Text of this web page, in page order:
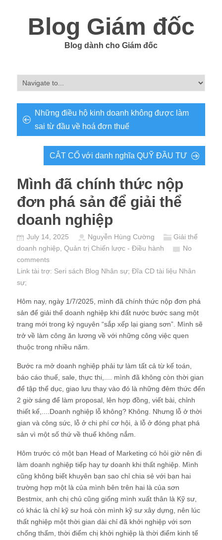
Blog Giám đốc
Blog dành cho Giám đốc
Những điều hộ kinh doanh không được làm
sai từ đầu về hoá đơn thuế
CẮT CỔ với danh nghĩa QUỸ ĐẦU TƯ
Mình đã chính thức nộp
đơn phá sản để giải thể
doanh nghiệp
July 14, 2025 Nguyễn Hùng Cường
Giải thể
doanh nghiệp Quản trị Chiến lược - Điều hành
No
comments
Link tài trợ: Seri sách Blog Nhân sự; Đĩa CD tài liệu Nhân
sự;
Hôm nay, ngày 1/7/2025, mình đã chính thức nộp đơn phá
sản để giải thể doanh nghiệp khi đất nước bước sang một
trang mới trong kỷ nguyên “sắp xếp lại giang sơn”. Mình sẽ
trở về làm công ăn lương về với những công việc quen
thuộc trong nhiều năm.
Bước ra mở doanh nghiệp phải tự làm tất cả từ kế toán,
báo cáo thuế, sale, thực thi,.... mình đã không còn thời gian
để tập thể dục, giao lưu thay vào đó là những đêm thức đến
2 giờ sáng để làm proposal, lên hợp đồng, viết bài, chỉnh
thiết kế,....Doanh nghiệp lỗ không? Không. Nhưng lỗ ở thời
gian và công sức, lỗ ở chi phí cơ hội, à lỗ ở đóng phạt phá
sản vì một số thứ về thuế không nắm.
Hôm trước có một bạn Head of Marketing có hỏi giờ nên đi
làm doanh nghiệp tiếp hay tự doanh khi thất nghiệp. Mình
cũng không biết khuyên bạn sao chỉ chia sẻ với bạn hai
trường hợp một là của mình bên trên hai là của sơn
Bestmix, anh chị chủ cũng giống mình xuất thân là Kỹ sư,
có khác là chỉ kỹ sư hoá còn mình kỹ sư xây dựng, nên lúc
thất nghiệp một thời gian dài chỉ đã khởi nghiệp với sơn
chống thấm, thời điểm chị khởi nghiệp là thời điểm kinh tế